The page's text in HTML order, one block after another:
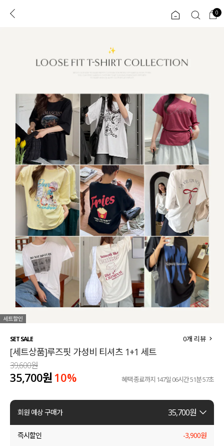
로그인 0
TW
CATEGORY COMMUNITY
도착보장⚡
인플루언서 pick!
신상 5%
베스트
MADE
세트할인 ~30%
하객룩
살안타템
티셔츠
팬츠
셔츠
원피스
ALL
익스클루시브
아우터
티셔츠
니트
블라우스
원피스
팬츠
언더웨어
ACC
0
SET SALE
[세트상품]루즈핏 가성비 티셔츠 1+1 세트
0개 리뷰
39,600원
35,700원 10% 혜택 종료까지 147일 06시간 51분 57초
회원 예상 구매가 35,700원
즉시할인 -3,900원